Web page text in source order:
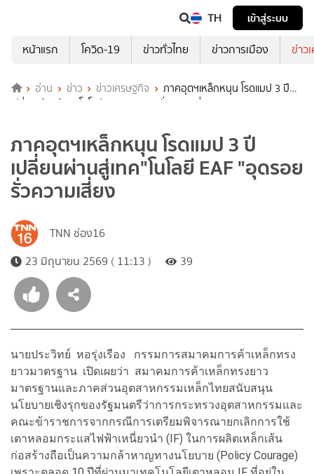
TH
เข้าสู่ระบบ
หน้าแรก
โควิด-19 ข่าวทั่วไทย ข่าวการเมือง ข่าว
อ่าน ข่าว ข่าวเศรษฐกิจ
ภาคอุตฯเหล็กหนุน โรดแมป 3 ปี
เปลี่ยนผ่านสู่เทค"โนโลยี EAF "อุดรอยรั่วความเสี่ยง
ภาคอุตฯเหล็กหนุน โรดแมป 3 ปี
เปลี่ยนผ่านสู่เทค"โนโลยี EAF "อุดรอย
รั่วความเสี่ยง
TNN ช่อง16
23 มิถุนายน 2569 ( 11:13 )
39
นายประวิทย์ หอรุ่งเรือง กรรมการสมาคมการค้าเหล็กทรง
ยาวมาตรฐาน เปิดเผยว่า สมาคมการค้าเหล็กทรงยาว
มาตรฐานและภาคส่วนอุตสาหกรรมเหล็กไทยสนับสนุน
นโยบายเชิงรุกของรัฐมนตรีว่าการกระทรวงอุตสาหกรรมและ
คณะข้าราชการจากกรณีการเตรียมพิจารณายกเลิกการใช้
เตาหลอมกระแสไฟฟ้าเหนี่ยวนำ (IF) ในการผลิตเหล็กเส้น
ก่อสร้างถือเป็นความกล้าหาญทางนโยบาย (Policy Courage)